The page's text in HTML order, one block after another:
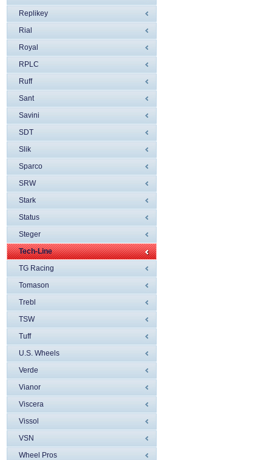
Replikey
Rial
Royal
RPLC
Ruff
Sant
Savini
SDT
Slik
Sparco
SRW
Stark
Status
Steger
Tech-Line
TG Racing
Tomason
Trebl
TSW
Tuff
U.S. Wheels
Verde
Vianor
Viscera
Vissol
VSN
Wheel Pros